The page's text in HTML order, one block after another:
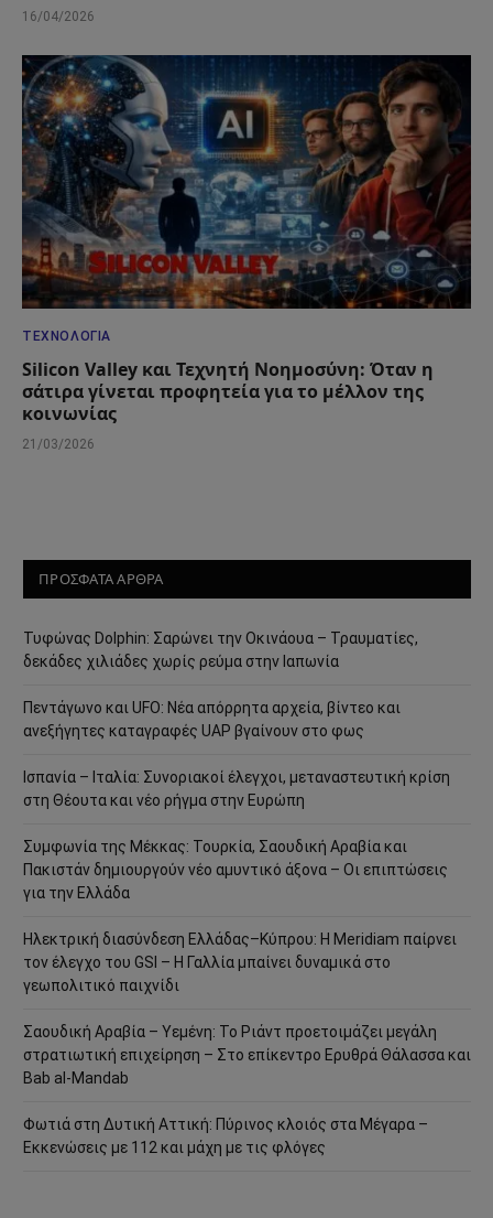
16/04/2026
ΤΕΧΝΟΛΟΓΊΑ
Silicon Valley και Τεχνητή Νοημοσύνη: Όταν η
σάτιρα γίνεται προφητεία για το μέλλον της
κοινωνίας
21/03/2026
ΠΡΟΣΦΑΤΑ ΑΡΘΡΑ
Τυφώνας Dolphin: Σαρώνει την Οκινάουα – Τραυματίες,
δεκάδες χιλιάδες χωρίς ρεύμα στην Ιαπωνία
Πεντάγωνο και UFO: Νέα απόρρητα αρχεία, βίντεο και
ανεξήγητες καταγραφές UAP βγαίνουν στο φως
Ισπανία – Ιταλία: Συνοριακοί έλεγχοι, μεταναστευτική κρίση
στη Θέουτα και νέο ρήγμα στην Ευρώπη
Συμφωνία της Μέκκας: Τουρκία, Σαουδική Αραβία και
Πακιστάν δημιουργούν νέο αμυντικό άξονα – Οι επιπτώσεις
για την Ελλάδα
Ηλεκτρική διασύνδεση Ελλάδας–Κύπρου: Η Meridiam παίρνει
τον έλεγχο του GSI – Η Γαλλία μπαίνει δυναμικά στο
γεωπολιτικό παιχνίδι
Σαουδική Αραβία – Υεμένη: Το Ριάντ προετοιμάζει μεγάλη
στρατιωτική επιχείρηση – Στο επίκεντρο Ερυθρά Θάλασσα και
Bab al-Mandab
Φωτιά στη Δυτική Αττική: Πύρινος κλοιός στα Μέγαρα –
Εκκενώσεις με 112 και μάχη με τις φλόγες